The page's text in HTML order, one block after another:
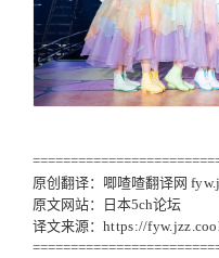
原创翻译：唧喳喳翻译网
原文网站：日本5ch论坛
译文来源： https://